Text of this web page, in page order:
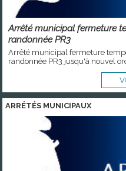
Arrêté municipal fermeture
randonnée PR3
Arrêté municipal fermeture
randonnée PR3 jusqu'à nouvel
ARRÉTÉS MUNICIPAUX